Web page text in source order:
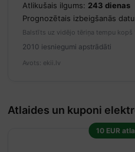
Atlikušais ilgums: 243 dienas
Prognozētais izbeigšanās
Balstīts uz vidējo tēriņa tempu
2010 iesniegumi apstrādāti
Avots: ekii.lv
Atlaides un kuponi
10 EUR